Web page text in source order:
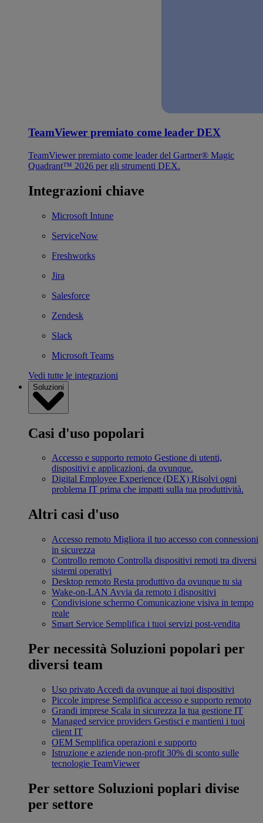
TeamViewer premiato come leader DEX
TeamViewer premiato come leader del Gartner® Magic
Quadrant™ 2026 per gli strumenti DEX.
Integrazioni chiave
Microsoft Intune
ServiceNow
Freshworks
Jira
Salesforce
Zendesk
Slack
Microsoft Teams
Vedi tutte le integrazioni
Soluzioni
Casi d'uso popolari
Accesso e supporto remoto Gestione di utenti,
dispositivi e applicazioni, da ovunque.
Digital Employee Experience (DEX) Risolvi ogni
problema IT prima che impatti sulla tua produttività.
Altri casi d'uso
Accesso remoto Migliora il tuo accesso con connessioni
in sicurezza
Controllo remoto Controlla dispositivi remoti tra diversi
sistemi operativi
Desktop remoto Resta produttivo da ovunque tu sia
Wake-on-LAN Avvia da remoto i dispositivi
Condivisione schermo Comunicazione visiva in tempo
reale
Smart Service Semplifica i tuoi servizi post-vendita
Per necessità Soluzioni popolari per
diversi team
Uso privato Accedi da ovunque ai tuoi dispositivi
Piccole imprese Semplifica accesso e supporto remoto
Grandi imprese Scala in sicurezza la tua gestione IT
Managed service providers Gestisci e mantieni i tuoi
client IT
OEM Semplifica operazioni e supporto
Istruzione e aziende non-profit 30% di sconto sulle
tecnologie TeamViewer
Per settore Soluzioni poplari divise
per settore